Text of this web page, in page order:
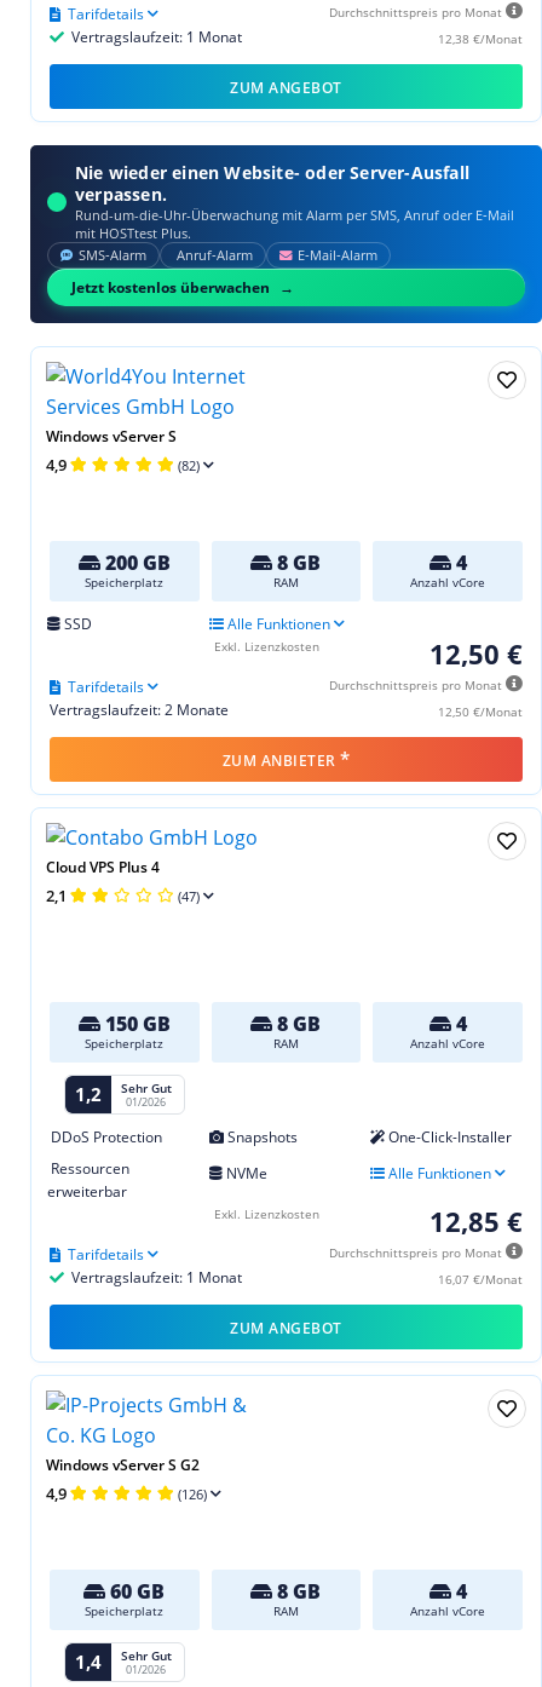
Durchschnittspreis pro Monat
12,38 €/Monat
Vertragslaufzeit: 1 Monat
Tarifdetails
ZUM ANGEBOT
Nie wieder einen Website- oder Server-Ausfall
verpassen.
Rund-um-die-Uhr-Überwachung mit Alarm per SMS, Anruf oder E‑Mail
mit HOSTtest Plus.
SMS‑Alarm Anruf‑Alarm E‑Mail‑Alarm
Jetzt kostenlos überwachen
Windows vServer S
4,9 (82)
200 GB
Speicherplatz
8 GB
RAM
4
Anzahl vCore
SSD Alle Funktionen
12,50 €
Durchschnittspreis pro Monat
12,50 €/Monat
Vertragslaufzeit: 2 Monate
Tarifdetails
Exkl. Lizenzkosten
ZUM ANBIETER *
Cloud VPS Plus 4
2,1 (47)
150 GB
Speicherplatz
8 GB
RAM
4
Anzahl vCore
1,2 Sehr Gut
01/2026
DDoS Protection Snapshots
One-Click-Installer
Ressourcen
erweiterbar
NVMe Alle Funktionen
12,85 €
Durchschnittspreis pro Monat
16,07 €/Monat
Vertragslaufzeit: 1 Monat
Tarifdetails
Exkl. Lizenzkosten
ZUM ANGEBOT
Windows vServer S G2
4,9 (126)
60 GB
Speicherplatz
8 GB
RAM
4
Anzahl vCore
1,4 Sehr Gut
01/2026